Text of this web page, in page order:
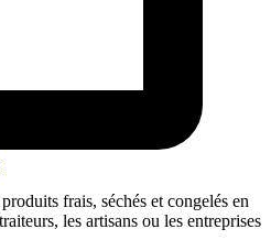
frais, séchés et congelés en
les artisans ou les entreprises